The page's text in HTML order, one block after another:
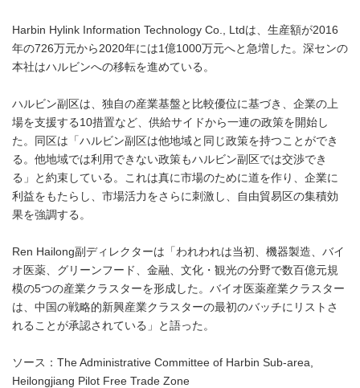
Harbin Hylink Information Technology Co., Ltdは、生産額が2016
年の726万元から2020年には1億1000万元へと急増した。深センの
本社はハルビンへの移転を進めている。
ハルビン副区は、独自の産業基盤と比較優位に基づき、企業の上
場を支援する10措置など、供給サイドから一連の政策を開始し
た。同区は「ハルビン副区は他地域と同じ政策を持つことができ
る。他地域では利用できない政策もハルビン副区では交渉でき
る」と約束している。これは真に市場のために道を作り、企業に
利益をもたらし、市場活力をさらに刺激し、自由貿易区の集積効
果を強調する。
Ren Hailong副ディレクターは「われわれは当初、機器製造、バイ
オ医薬、グリーンフード、金融、文化・観光の分野で数百億元規
模の5つの産業クラスターを形成した。バイオ医薬産業クラスター
は、中国の戦略的新興産業クラスターの最初のバッチにリストさ
れることが承認されている」と語った。
ソース：The Administrative Committee of Harbin Sub-area,
Heilongjiang Pilot Free Trade Zone